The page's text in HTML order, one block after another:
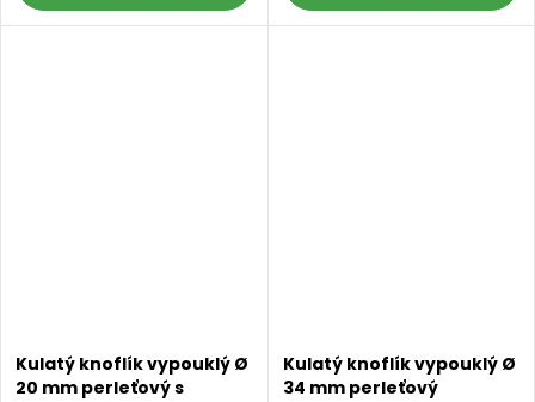
Kulatý knoflík vypouklý Ø
20 mm perleťový s
Kulatý knoflík vypouklý Ø
34 mm perleťový